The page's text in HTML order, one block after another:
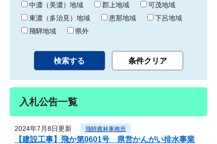
中濃（美濃）地域
郡上地域
可茂地域
東濃（多治見）地域
恵那地域
下呂地域
飛騨地域
県外
入札公告一覧
2024年7月8日更新 飛騨農林事務所
【建設工事】飛か第0601号 県営かんがい排水事業